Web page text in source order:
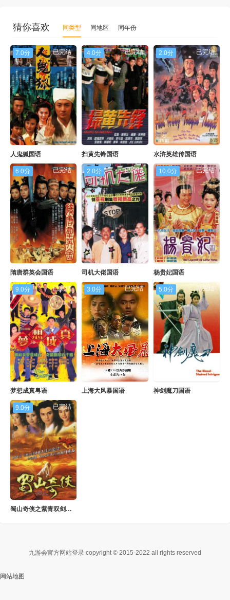
猜你喜欢 同类型 同地区 同年份
7.0分 已完结
人鬼狐国语
4.0分 已完结
扫黄先锋国语
2.0分 已完结
水浒英雄传国语
6.0分 已完结
隋唐群英会国语
2.0分 已完结
司机大佬国语
10.0分 已完结
杨贵妃国语
9.0分 已完结
梦想成真粤语
3.0分 已完结
上海大风暴国语
5.0分 已完结
神剑魔刀国语
9.0分 已完结
蜀山奇侠之紫青双剑国语
九游会官方网站登录 copyright © 2015-2022 all rights reserved
网站地图